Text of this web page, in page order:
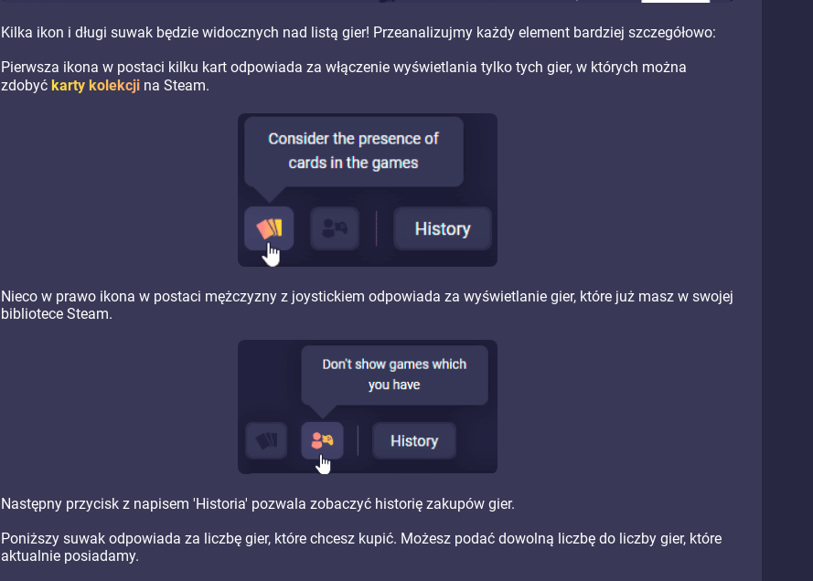
Kilka ikon i długi suwak będzie widocznych nad listą gier! Przeanalizujmy każdy element bardziej szczegółowo:
Pierwsza ikona w postaci kilku kart odpowiada za włączenie wyświetlania tylko tych gier, w których można
zdobyć karty kolekcji na Steam.
Nieco w prawo ikona w postaci mężczyzny z joystickiem odpowiada za wyświetlanie gier, które już masz w swojej
bibliotece Steam.
Następny przycisk z napisem 'Historia' pozwala zobaczyć historię zakupów gier.
Poniższy suwak odpowiada za liczbę gier, które chcesz kupić. Możesz podać dowolną liczbę do liczby gier, które
aktualnie posiadamy.